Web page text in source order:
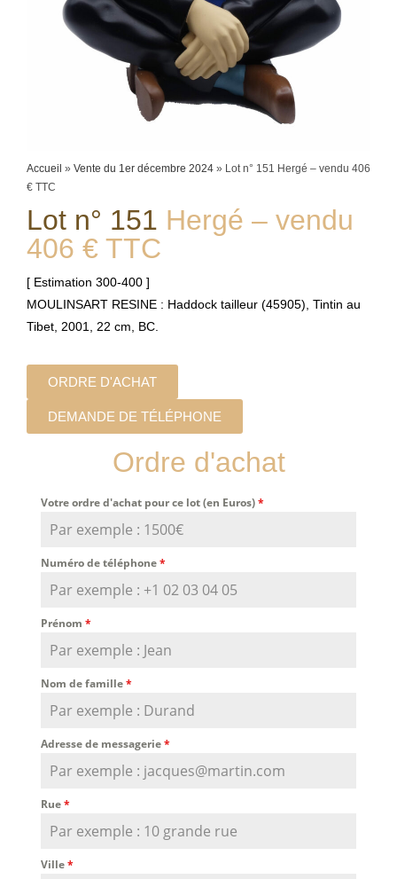
Accueil » Vente du 1er décembre 2024 » Lot n° 151 Hergé – vendu 406
€ TTC
Lot n° 151 Hergé – vendu
406 € TTC
[ Estimation 300-400 ]
MOULINSART RESINE : Haddock tailleur (45905), Tintin au
Tibet, 2001, 22 cm, BC.
ORDRE D'ACHAT
DEMANDE DE TÉLÉPHONE
Ordre d'achat
Votre ordre d'achat pour ce lot (en Euros)*
Numéro de téléphone*
Prénom *
Nom de famille*
Adresse de messagerie*
Rue*
Ville*